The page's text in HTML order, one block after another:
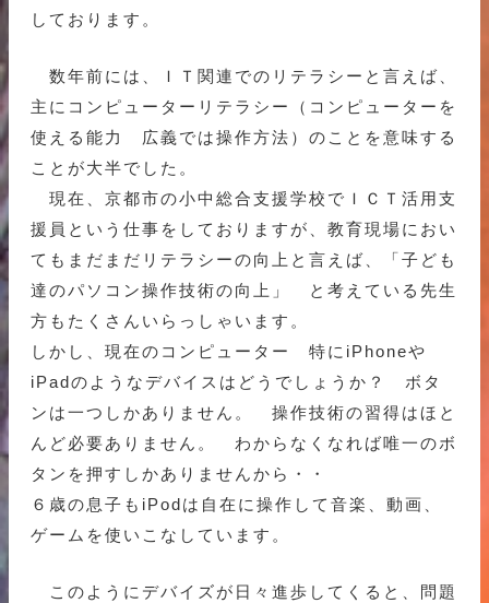
しております。
数年前には、ＩＴ関連でのリテラシーと言えば、
主にコンピューターリテラシー（コンピューターを
使える能力 広義では操作方法）のことを意味する
ことが大半でした。
現在、京都市の小中総合支援学校でＩＣＴ活用支
援員という仕事をしておりますが、教育現場におい
てもまだまだリテラシーの向上と言えば、「子ども
達のパソコン操作技術の向上」 と考えている先生
方もたくさんいらっしゃいます。
しかし、現在のコンピューター 特にiPhoneや
iPadのようなデバイスはどうでしょうか？ ボタ
ンは一つしかありません。 操作技術の習得はほと
んど必要ありません。 わからなくなれば唯一のボ
タンを押すしかありませんから・・
６歳の息子もiPodは自在に操作して音楽、動画、
ゲームを使いこなしています。
このようにデバイズが日々進歩してくると、問題